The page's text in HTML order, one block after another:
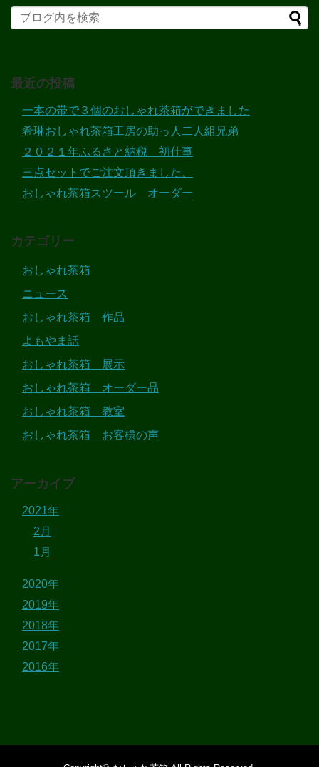
最近の投稿
一本の帯で３個のおしゃれ茶箱ができました
希琳おしゃれ茶箱工房の助っ人二人組兄弟
２０２１年ふるさと納税 初仕事
三点セットでご注文頂きました。
おしゃれ茶箱スツール オーダー
カテゴリー
おしゃれ茶箱
ニュース
おしゃれ茶箱 作品
よもやま話
おしゃれ茶箱 展示
おしゃれ茶箱 オーダー品
おしゃれ茶箱 教室
おしゃれ茶箱 お客様の声
アーカイブ
2021年
2月
1月
2020年
2019年
2018年
2017年
2016年